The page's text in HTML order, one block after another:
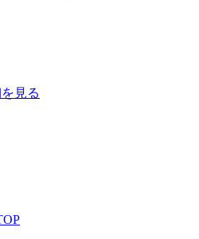
見る